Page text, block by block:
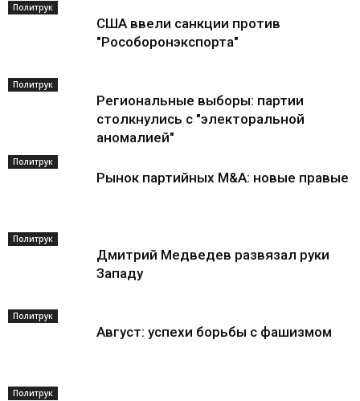
Политрук
США ввели санкции против
"Рособоронэкспорта"
Политрук
Региональные выборы: партии
столкнулись с "электоральной
аномалией"
Политрук
Рынок партийных M&A: новые правые
Политрук
Дмитрий Медведев развязал руки
Западу
Политрук
Август: успехи борьбы с фашизмом
Политрук